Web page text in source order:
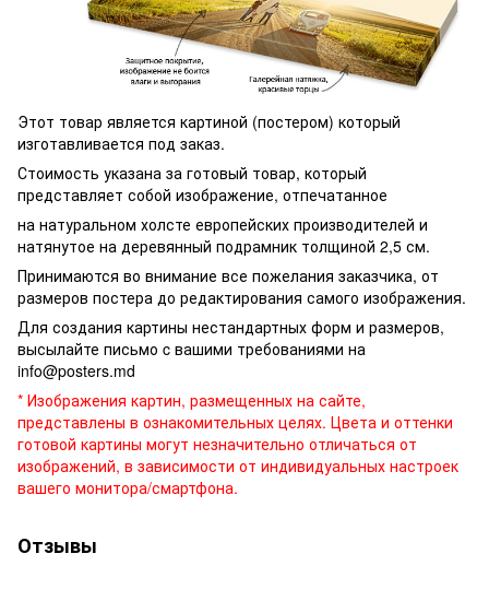
Этот товар является картиной (постером) который
изготавливается под заказ.
Стоимость указана за готовый товар, который
представляет собой изображение, отпечатанное
на натуральном холсте европейских производителей и
натянутое на деревянный подрамник толщиной 2,5 см.
Принимаются во внимание все пожелания заказчика, от
размеров постера до редактирования самого изображения.
Для создания картины нестандартных форм и размеров,
высылайте письмо c вашими требованиями на
info@posters.md
* Изображения картин, размещенных на сайте,
представлены в ознакомительных целях. Цвета и оттенки
готовой картины могут незначительно отличаться от
изображений, в зависимости от индивидуальных настроек
вашего монитора/смартфона.
Отзывы